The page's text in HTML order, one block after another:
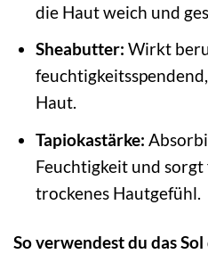
die Haut weich und
Sheabutter: Wirkt
Haut.
Tapiokastärke:
Feuchtigkeit und
trockenes Hautgefühl.
So verwendest du das